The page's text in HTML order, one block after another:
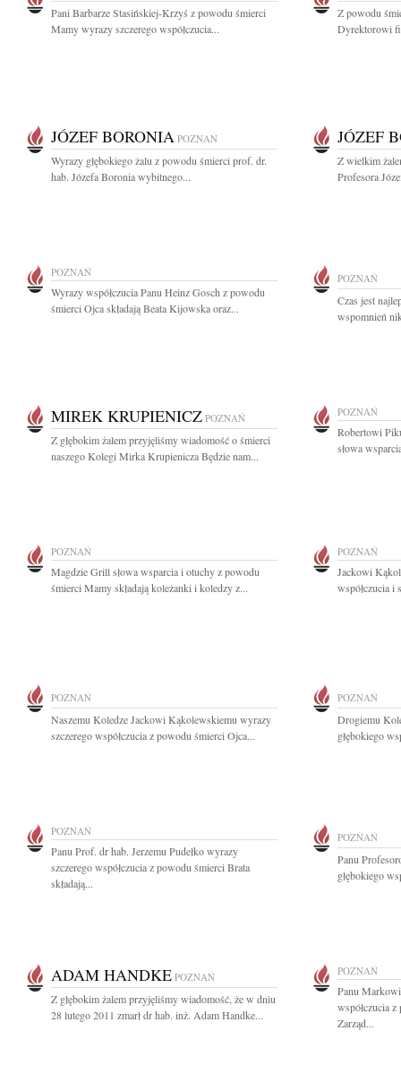
Pani Barbarze Stasińskiej-Krzyś z powodu śmierci
Mamy wyrazy szczerego współczucia...
Z powodu
Dyrektorowi
JÓZEF BORONIA POZNAŃ
Wyrazy głębokiego żalu z powodu śmierci prof. dr.
hab. Józefa Boronia wybitnego...
JÓZEF
Z wielkim
Profesora
POZNAŃ
Wyrazy współczucia Panu Heinz Gosch z powodu
śmierci Ojca składają Beata Kijowska oraz...
POZNAŃ
Czas jest
wspomnień
MIREK KRUPIENICZ POZNAŃ
Z głębokim żalem przyjęliśmy wiadomość o śmierci
naszego Kolegi Mirka Krupienicza Będzie nam...
POZNAŃ
Robertowi
słowa
POZNAŃ
Magdzie Grill słowa wsparcia i otuchy z powodu
śmierci Mamy składają koleżanki i koledzy z...
POZNAŃ
Jackowi
współczucia i
POZNAŃ
Naszemu Koledze Jackowi Kąkolewskiemu wyrazy
szczerego współczucia z powodu śmierci Ojca...
POZNAŃ
Drogiemu
głębokiego
POZNAŃ
Panu Prof. dr hab. Jerzemu Pudełko wyrazy
szczerego współczucia z powodu śmierci Brata
składają...
POZNAŃ
Panu
głębokiego
ADAM HANDKE POZNAŃ
Z głębokim żalem przyjęliśmy wiadomość, że w dniu
28 lutego 2011 zmarł dr hab. inż. Adam Handke...
POZNAŃ
Panu
współczucia
Zarząd...